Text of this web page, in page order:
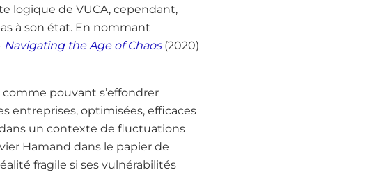
logique de VUCA, cependant,
à son état. En nommant
Navigating the Age of Chaos(2020)
pouvant s’effondrer
entreprises, optimisées, efficaces
un contexte de fluctuations
Hamand dans le papier de
fragile si ses vulnérabilités